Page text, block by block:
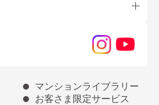
マンションライブラリー
お客さま限定サービス